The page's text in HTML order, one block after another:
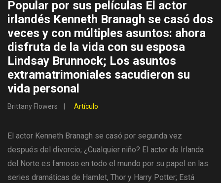
Popular por sus películas El actor
irlandés Kenneth Branagh se casó dos
veces y con múltiples asuntos: ahora
disfruta de la vida con su esposa
Lindsay Brunnock; Los asuntos
extramatrimoniales sacudieron su
vida personal
Brittany Flowers Artículo
El actor Kenneth Branagh se casó por segunda vez
después del divorcio; ¿Cualquier niño? El actor de Irlanda
del Norte es famoso en todo el mundo por su papel en las
series dramáticas de Hamlet, Thor y Harry Potter; Está